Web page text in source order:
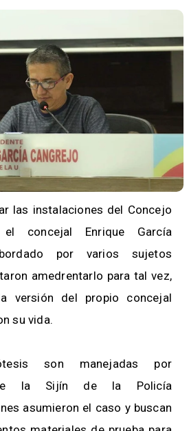
las instalaciones del Concejo
el concejal Enrique García
por varios sujetos
amedrentarlo para tal vez,
versión del propio concejal
su vida.
son manejadas por
de la Sijín de la Policía
asumieron el caso y buscan